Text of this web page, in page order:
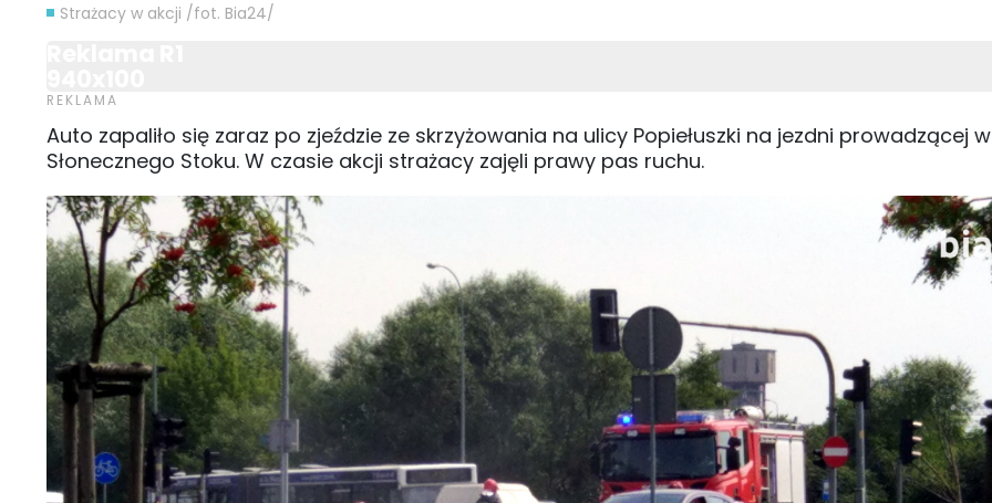
Strażacy w akcji /fot. Bia24/
Auto zapaliło się zaraz po zjeździe ze skrzyżowania na ulicy Popiełuszki na jezdni prowadzącej
Słonecznego Stoku. W czasie akcji strażacy zajęli prawy pas ruchu.